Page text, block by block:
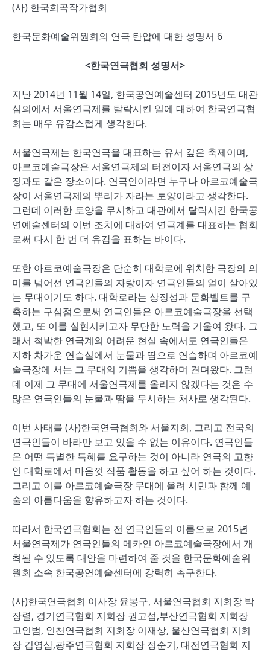
(사) 한국희곡작가협회
한국문화예술위원회의 연극 탄압에 대한 성명서 6
<한국연극협회 성명서>
지난 2014년 11월 14일, 한국공연예술센터 2015년도 대관
심의에서 서울연극제를 탈락시킨 일에 대하여 한국연극협
회는 매우 유감스럽게 생각한다.
서울연극제는 한국연극을 대표하는 유서 깊은 축제이며,
아르코예술극장은 서울연극제의 터전이자 서울연극의 상
징과도 같은 장소이다. 연극인이라면 누구나 아르코예술극
장이 서울연극제의 뿌리가 자라는 토양이라고 생각한다.
그런데 이러한 토양을 무시하고 대관에서 탈락시킨 한국공
연예술센터의 이번 조치에 대하여 연극계를 대표하는 협회
로써 다시 한 번 더 유감을 표하는 바이다.
또한 아르코예술극장은 단순히 대학로에 위치한 극장의 의
미를 넘어선 연극인들의 자랑이자 연극인들의 얼이 살아있
는 무대이기도 하다. 대학로라는 상징성과 문화벨트를 구
축하는 구심점으로써 연극인들은 아르코예술극장을 선택
했고, 또 이를 실현시키고자 무단한 노력을 기울여 왔다. 그
래서 척박한 연극계의 어려운 현실 속에서도 연극인들은
지하 차가운 연습실에서 눈물과 땀으로 연습하며 아르코예
술극장에 서는 그 무대의 기쁨을 생각하며 견뎌왔다. 그런
데 이제 그 무대에 서울연극제를 올리지 않겠다는 것은 수
많은 연극인들의 눈물과 땀을 무시하는 처사로 생각된다.
이번 사태를 (사)한국연극협회와 서울지회, 그리고 전국의
연극인들이 바라만 보고 있을 수 없는 이유이다. 연극인들
은 어떤 특별한 특혜를 요구하는 것이 아니라 연극의 고향
인 대학로에서 마음껏 작품 활동을 하고 싶어 하는 것이다.
그리고 이를 아르코예술극장 무대에 올려 시민과 함께 예
술의 아름다움을 향유하고자 하는 것이다.
따라서 한국연극협회는 전 연극인들의 이름으로 2015년
서울연극제가 연극인들의 메카인 아르코예술극장에서 개
최될 수 있도록 대안을 마련하여 줄 것을 한국문화예술위
원회 소속 한국공연예술센터에 강력히 촉구한다.
(사)한국연극협회 이사장 윤봉구, 서울연극협회 지회장 박
장렬, 경기연극협회 지회장 권고섭,부산연극협회 지회장
고인범, 인천연극협회 지회장 이재상, 울산연극협회 지회
장 김영삼,광주연극협회 지회장 정순기, 대전연극협회 지